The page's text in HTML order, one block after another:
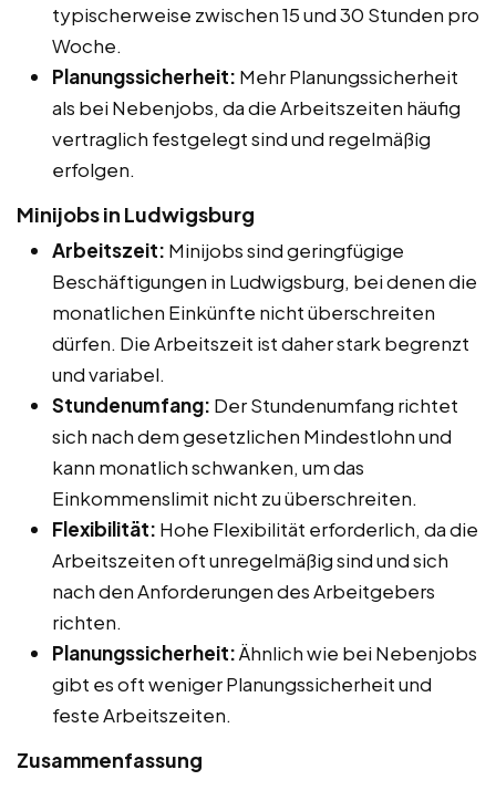
typischerweise zwischen 15 und 30 Stunden pro
Woche.
Planungssicherheit: Mehr Planungssicherheit
als bei Nebenjobs, da die Arbeitszeiten häufig
vertraglich festgelegt sind und regelmäßig
erfolgen.
Minijobs in Ludwigsburg
Arbeitszeit: Minijobs sind geringfügige
Beschäftigungen in Ludwigsburg, bei denen die
monatlichen Einkünfte nicht überschreiten
dürfen. Die Arbeitszeit ist daher stark begrenzt
und variabel.
Stundenumfang: Der Stundenumfang richtet
sich nach dem gesetzlichen Mindestlohn und
kann monatlich schwanken, um das
Einkommenslimit nicht zu überschreiten.
Flexibilität: Hohe Flexibilität erforderlich, da die
Arbeitszeiten oft unregelmäßig sind und sich
nach den Anforderungen des Arbeitgebers
richten.
Planungssicherheit:Ähnlich wie bei Nebenjobs
gibt es oft weniger Planungssicherheit und
feste Arbeitszeiten.
Zusammenfassung